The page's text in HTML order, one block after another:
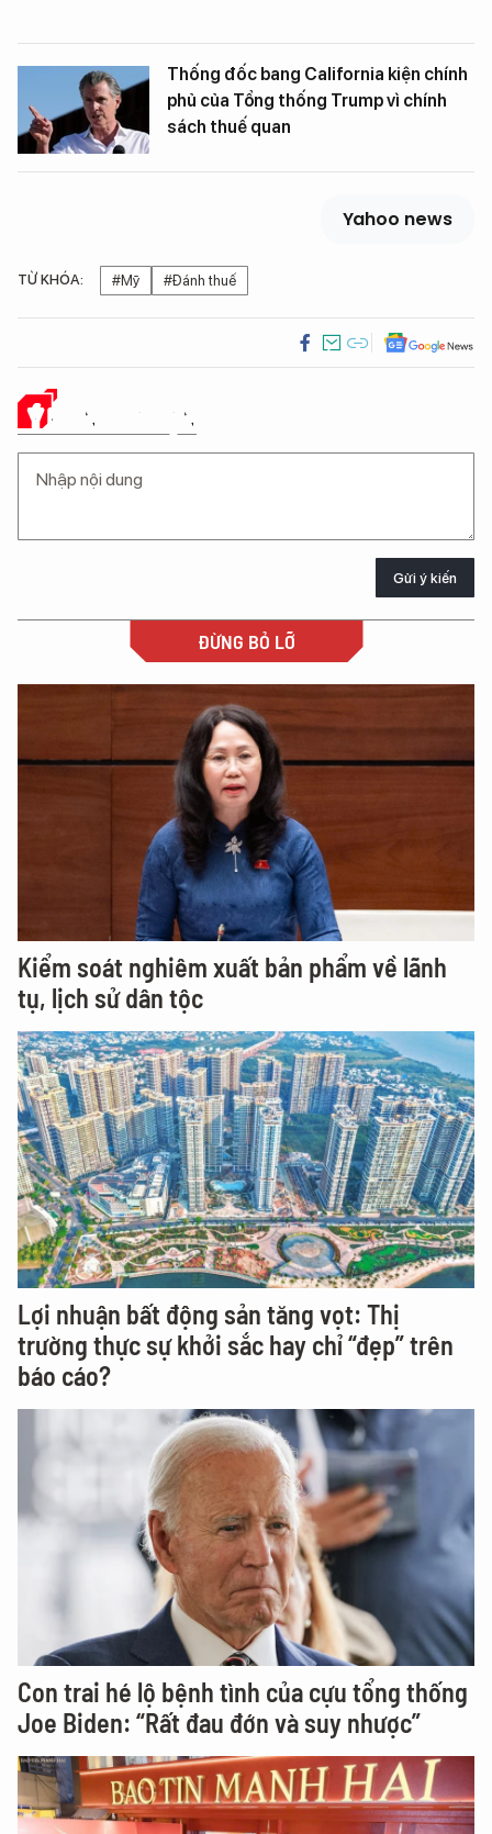
Thống đốc bang California kiện chính
phủ của Tổng thống Trump vì chính
sách thuế quan
Yahoo news
TỪ KHÓA: #Mỹ #Đánh thuế
Ý KIẾN CỦA BẠN
Gửi ý kiến
ĐỪNG BỎ LỠ
Kiểm soát nghiêm xuất bản phẩm về lãnh
tụ, lịch sử dân tộc
Lợi nhuận bất động sản tăng vọt: Thị
trường thực sự khởi sắc hay chỉ “đẹp” trên
báo cáo?
Con trai hé lộ bệnh tình của cựu tổng thống
Joe Biden: “Rất đau đớn và suy nhược”